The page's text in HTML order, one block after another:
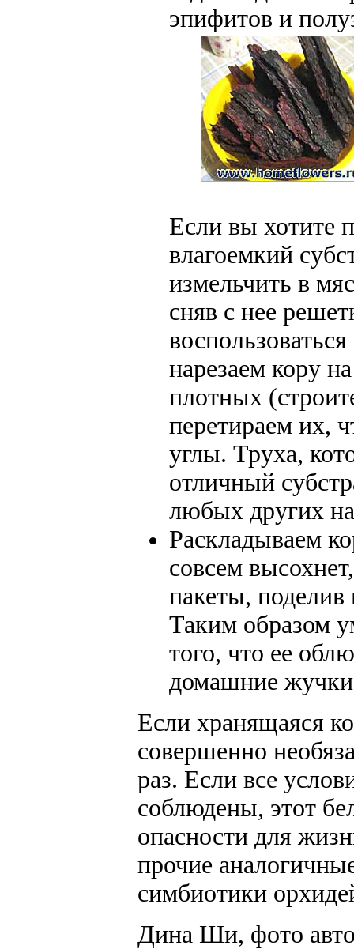
эпифитов и
Если вы хотите
влагоемкий
измельчить в
сняв с нее
нарезаем кору
плотных
перетираем их,
углы. Труха,
отличный
любых других
Раскладываем
совсем
пакеты,
Таким образом
того, что ее
домашние
Если хранящаяся
совершенно
раз. Если все
соблюдены, этот
опасности для
прочие
симбиотики
Дина Ши, фото